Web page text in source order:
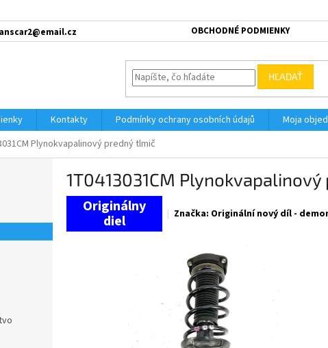
OBCHODNÉ PODMIENKY
HĽADAŤ
Kontakty Podmínky ochrany osobních údajů
Moja
Plynokvapalinový predný tlmič
1T0413031CM
Značka: Originální nový díl -